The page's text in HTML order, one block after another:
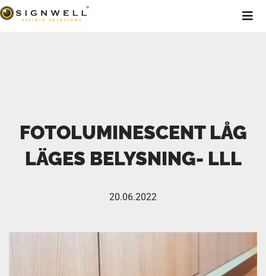
FOTOLUMINESCENT LÅG
LÄGES BELYSNING- LLL
20.06.2022